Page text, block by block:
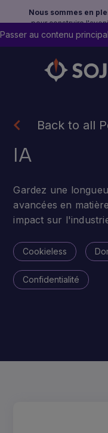
Nous sommes en
pour construire
Passer au contenu principal
Back to all
IA
Gardez une
avancées en
impact sur
Cookieless
Confidentialité